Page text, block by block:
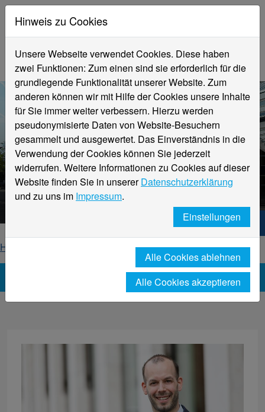
Aktuelle Meldungen
Hochschule Niederrhein
Hochschule Niederrhein. Dein Weg.
Home
News-Detailseite
Hinweis zu Cookies
Unsere Webseite verwendet Cookies. Diese haben
zwei Funktionen: Zum einen sind sie erforderlich für die
grundlegende Funktionalität unserer Website. Zum
anderen können wir mit Hilfe der Cookies unsere Inhalte
für Sie immer weiter verbessern. Hierzu werden
pseudonymisierte Daten von Website-Besuchern
gesammelt und ausgewertet. Das Einverständnis in die
Verwendung der Cookies können Sie jederzeit
widerrufen. Weitere Informationen zu Cookies auf dieser
Website finden Sie in unsererDatenschutzerklärung
und zu uns im Impressum.
Einstellungen
Alle Cookies ablehnen
Alle Cookies akzeptieren